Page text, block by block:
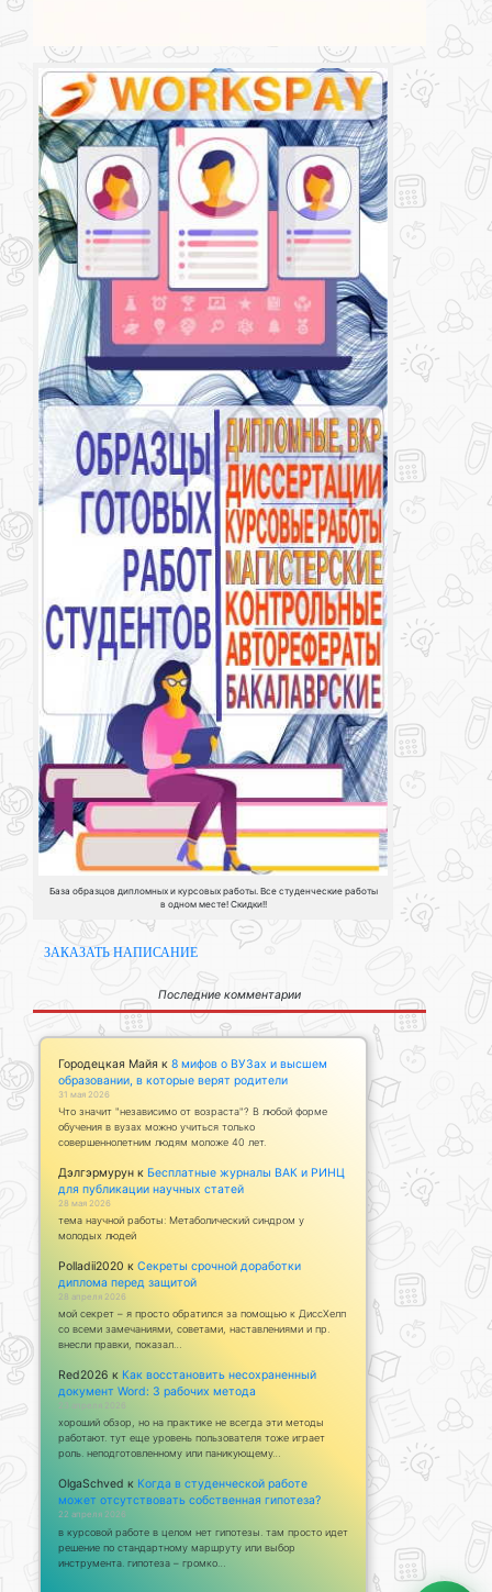
База образцов дипломных и курсовых работы. Все студенческие работы
в одном месте! Скидки!!
ЗАКАЗАТЬ НАПИСАНИЕ
Последние комментарии
Городецкая Майя к 8 мифов о ВУЗах и высшем
образовании, в которые верят родители
31 мая 2026
Что значит "независимо от возраста"? В любой форме
обучения в вузах можно учиться только
совершеннолетним людям моложе 40 лет.
Дэлгэрмурун к Бесплатные журналы ВАК и РИНЦ
для публикации научных статей
28 мая 2026
тема научной работы: Метаболический синдром у
молодых людей
Polladii2020 к Секреты срочной доработки
диплома перед защитой
28 апреля 2026
мой секрет – я просто обратился за помощью к ДиссХелп
со всеми замечаниями, советами, наставлениями и пр.
внесли правки, показал…
Red2026 к Как восстановить несохраненный
документ Word: 3 рабочих метода
23 апреля 2026
хороший обзор, но на практике не всегда эти методы
работают. тут еще уровень пользователя тоже играет
роль. неподготовленному или паникующему…
OlgaSchved к Когда в студенческой работе
может отсутствовать собственная гипотеза?
22 апреля 2026
в курсовой работе в целом нет гипотезы. там просто идет
решение по стандартному маршруту или выбор
инструмента. гипотеза – громко…